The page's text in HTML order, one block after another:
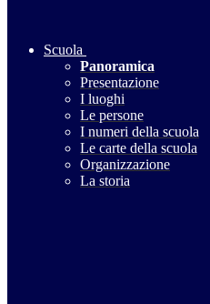
Scuola
Panoramica
Presentazione
I luoghi
Le persone
I numeri della scuola
Le carte della scuola
Organizzazione
La storia